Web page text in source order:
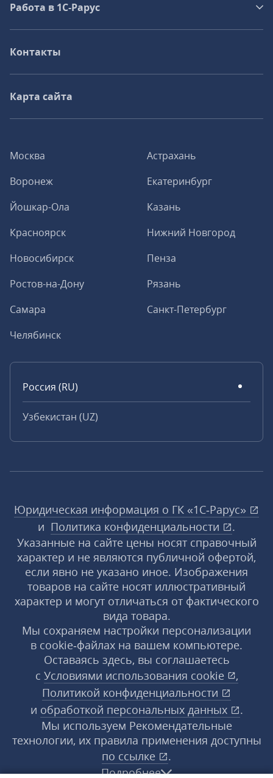
Москва
Астрахань
Воронеж
Екатеринбург
Йошкар-Ола
Казань
Красноярск
Нижний Новгород
Новосибирск
Пенза
Ростов-на-Дону
Рязань
Самара
Санкт-Петербург
Челябинск
Россия (RU)
Узбекистан (UZ)
Работа в 1С‑Рарус
Контакты
Карта сайта
Юридическая информация о ГК «1С‑Рарус»
и Политика конфиденциальности
.
Указанные на сайте цены носят справочный
характер и не являются публичной офертой,
если явно не указано иное. Изображения
товаров на сайте носят иллюстративный
характер и могут отличаться от фактического
вида товара.
Мы сохраняем настройки персонализации
в cookie‑файлах на вашем компьютере.
Оставаясь здесь, вы соглашаетесь
с Условиями использования cookie
,
Политикой конфиденциальности
и обработкой персональных данных
.
Мы используем Рекомендательные
технологии, их правила применения доступны
по ссылке
.
Подробнее